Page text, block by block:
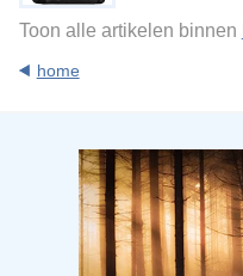
Toon alle artikelen binnen
home